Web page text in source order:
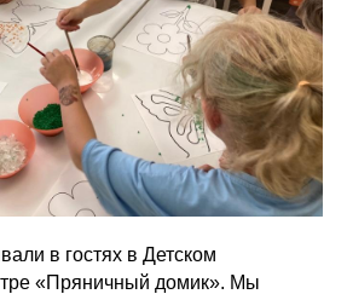
в гостях в Детском
«Пряничный домик». Мы